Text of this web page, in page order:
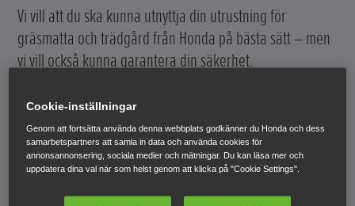
Vi vill att du ska kunna utnyttja din utrustning för
gräsmatta och trädgård från Honda på bästa sätt – men
vi vill också kunna garantera din säkerhet.
Säkerhet
Cookie-inställningar
Genom att fortsätta använda denna webbplats godkänner du Honda och dess
samarbetspartners att samla in data och använda cookies för
annonsannonsering, sociala medier och mätningar. Du kan läsa mer och
uppdatera dina val när som helst genom att klicka på "Cookie Settings".